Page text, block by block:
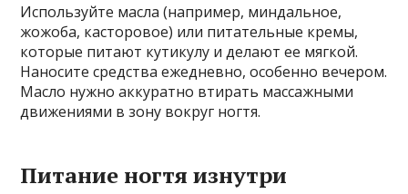
Используйте масла (например, миндальное,
жожоба, касторовое) или питательные кремы,
которые питают кутикулу и делают ее мягкой.
Наносите средства ежедневно, особенно вечером.
Масло нужно аккуратно втирать массажными
движениями в зону вокруг ногтя.
Питание ногтя изнутри